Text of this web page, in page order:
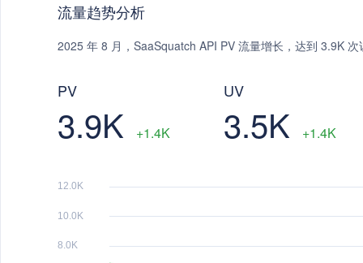
流量趋势分析
2025 年 8 月，SaaSquatch API PV 流量增长，达到 3.9K
PV
3.9K +1.4K
UV
3.5K +1.4K